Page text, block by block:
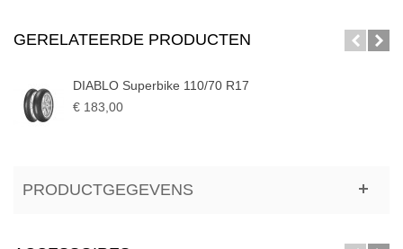
GERELATEERDE PRODUCTEN
DIABLO Superbike 110/70 R17
€ 183,00
PRODUCTGEGEVENS